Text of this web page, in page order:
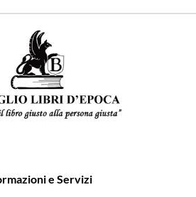
e Servizi